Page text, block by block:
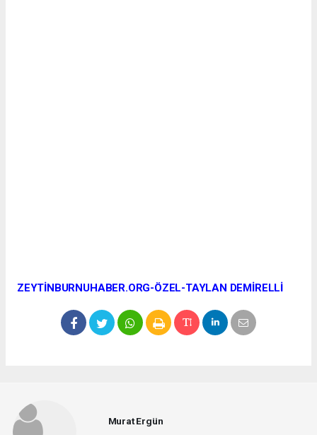
ZEYTİNBURNUHABER.ORG-ÖZEL-TAYLAN DEMİRELLİ
Murat Ergün